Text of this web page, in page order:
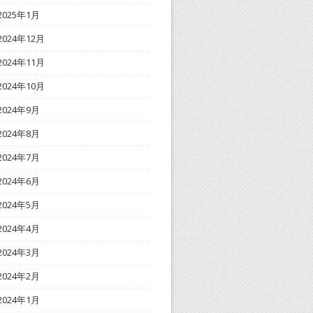
年1月
年12月
年11月
年10月
年9月
年8月
年7月
年6月
年5月
年4月
年3月
年2月
年1月